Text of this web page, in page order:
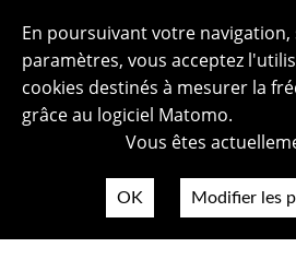
En poursuivant votre
paramètres, vous acceptez
cookies destinés à mesurer la
grâce au logiciel Matomo.
Vous êtes
OK Modifier les